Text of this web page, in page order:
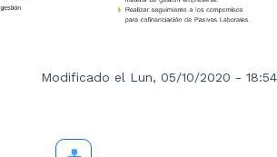
Modificado el Lun, 05/10/2020 - 18:54